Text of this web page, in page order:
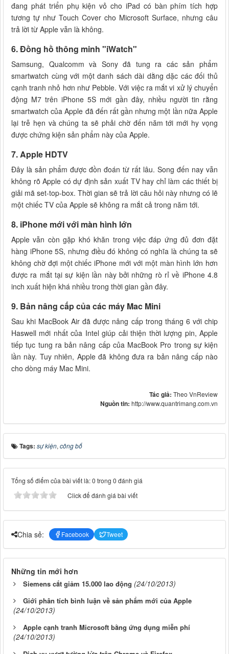
đang phát triển phụ kiện vỏ cho iPad có bàn phím tích hợp
tương tự như Touch Cover cho Microsoft Surface, nhưng câu
trả lời từ Apple vẫn là không.
6. Đồng hồ thông minh "iWatch"
Samsung, Qualcomm và Sony đã tung ra các sản phẩm
smartwatch cùng với một danh sách dài dằng dặc các đối thủ
cạnh tranh nhỏ hơn như Pebble. Với việc ra mắt vi xử lý chuyển
động M7 trên iPhone 5S mới gần đây, nhiều người tin rằng
smartwatch của Apple đã đến rất gần nhưng một lần nữa Apple
lại trễ hẹn và chúng ta sẽ phải chờ đến năm tới mới hy vọng
được chứng kiện sản phẩm này của Apple.
7. Apple HDTV
Đây là sản phẩm được đồn đoán từ rất lâu. Song đến nay vẫn
không rõ Apple có dự định sản xuất TV hay chỉ làm các thiết bị
giải mã set-top-box. Thời gian sẽ trả lời câu hỏi này nhưng có lẽ
một chiếc TV của Apple sẽ không ra mắt cả trong năm tới.
8. iPhone mới với màn hình lớn
Apple vẫn còn gặp khó khăn trong việc đáp ứng đủ đơn đặt
hàng iPhone 5S, nhưng điều đó không có nghĩa là chúng ta sẽ
không chờ đợi một chiếc iPhone mới với một màn hình lớn hơn
được ra mắt tại sự kiện lần này bởi những rò rỉ về iPhone 4.8
inch xuất hiện khá nhiều trong thời gian gần đây.
9. Bản nâng cấp của các máy Mac Mini
Sau khi MacBook Air đã được nâng cấp trong tháng 6 với chip
Haswell mới nhất của Intel giúp cải thiện thời lượng pin, Apple
tiếp tục tung ra bản nâng cấp của MacBook Pro trong sự kiện
lần này. Tuy nhiên, Apple đã không đưa ra bản nâng cấp nào
cho dòng máy Mac Mini.
Tác giả: Theo VnReview
Nguồn tin: http://www.quantrimang.com.vn
Tags: sự kiện,công bố
Tổng số điểm của bài viết là: 0 trong 0 đánh giá
Click để đánh giá bài viết
Chia sẻ: Facebook Tweet
Những tin mới hơn
Siemens cắt giảm 15.000 lao động (24/10/2013)
Giới phân tích bình luận về sản phẩm mới của Apple
(24/10/2013)
Apple cạnh tranh Microsoft bằng ứng dụng miễn phí
(24/10/2013)